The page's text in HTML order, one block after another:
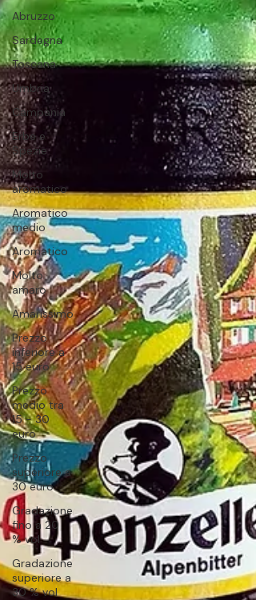
Abruzzo
Sardegna
Toscana
Umbria
Campania
Erbe e
Spezie
Molto
aromatico
Aromatico
medio
Aromatico
Molto
amaro
Amarissimo
Prezzo
inferiore a
15 euro
Prezzo
medio tra
15 - 30
euro
Prezzo
superiore a
30 euro
Gradazione
fino a 20
% vol
Gradazione
superiore a
30 % vol